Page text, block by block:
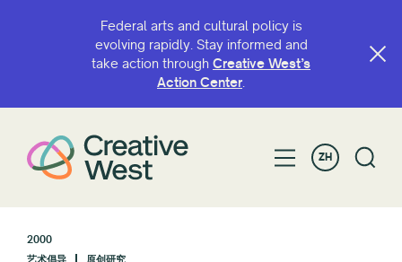
Federal arts and cultural policy is
evolving rapidly. Stay informed and
take action through Creative West’s
Action Center.
ZH
2000